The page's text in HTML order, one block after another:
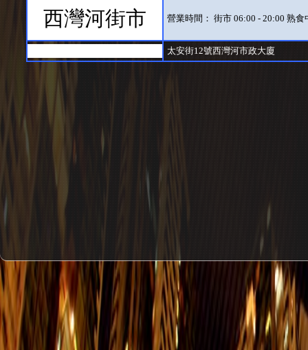
西灣河街市 營業時間： 街市 06:00 - 20:00 熟食
太安街12號西灣河市政大廈